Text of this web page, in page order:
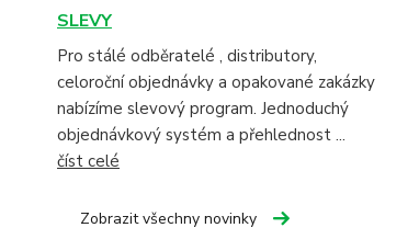
SLEVY
Pro stálé odběratelé , distributory,
celoroční objednávky a opakované zakázky
nabízíme slevový program. Jednoduchý
objednávkový systém a přehlednost ...
číst celé
Zobrazit všechny novinky